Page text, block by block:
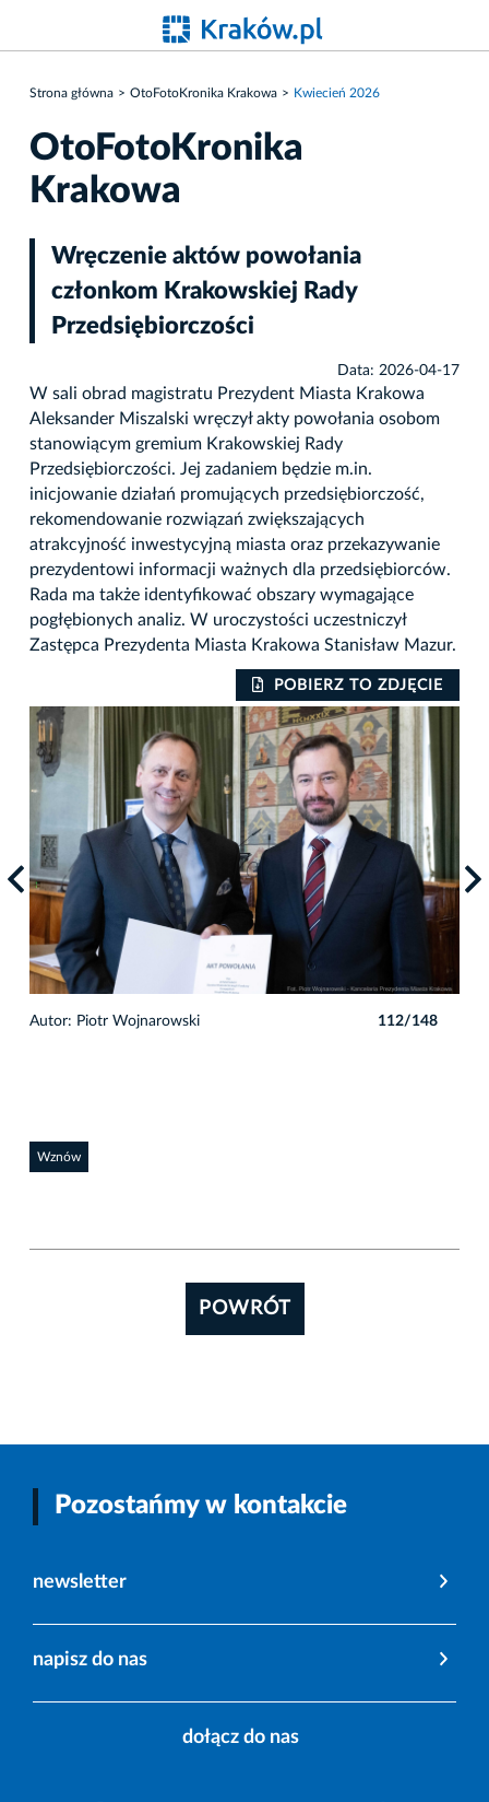
Strona główna OtoFotoKronika Krakowa Kwiecień 2026
OtoFotoKronika
Krakowa
Wręczenie aktów powołania
członkom Krakowskiej Rady
Przedsiębiorczości
Data: 2026-04-17
W sali obrad magistratu Prezydent Miasta Krakowa
Aleksander Miszalski wręczył akty powołania osobom
stanowiącym gremium Krakowskiej Rady
Przedsiębiorczości. Jej zadaniem będzie m.in.
inicjowanie działań promujących przedsiębiorczość,
rekomendowanie rozwiązań zwiększających
atrakcyjność inwestycyjną miasta oraz przekazywanie
prezydentowi informacji ważnych dla przedsiębiorców.
Rada ma także identyfikować obszary wymagające
pogłębionych analiz. W uroczystości uczestniczył
Zastępca Prezydenta Miasta Krakowa Stanisław Mazur.
POBIERZ TO ZDJĘCIE
Autor: Piotr Wojnarowski 112/148
Wznów
POWRÓT
Pozostańmy w kontakcie
newsletter
napisz do nas
dołącz do nas